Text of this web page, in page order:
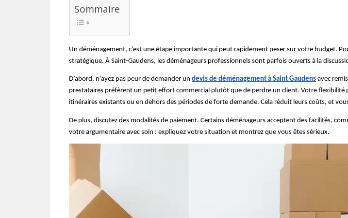
Sommaire
Un déménagement, c’est une étape importante qui peut rapidement peser sur votre budget.
stratégique. À Saint-Gaudens, les déménageurs professionnels sont parfois ouverts à la
D’abord, n’ayez pas peur de demander un devis de déménagement à Saint Gaudens avec
prestataires préfèrent un petit effort commercial plutôt que de perdre un client. Votre
itinéraires existants ou en dehors des périodes de forte demande. Cela réduit leurs coûts, et
De plus, discutez des modalités de paiement. Certains déménageurs acceptent des facilités,
votre argumentaire avec soin : expliquez votre situation et montrez que vous êtes sérieux.